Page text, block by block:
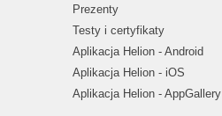
Prezenty
Testy i certyfikaty
Aplikacja Helion - Android
Aplikacja Helion - iOS
Aplikacja Helion - AppGallery